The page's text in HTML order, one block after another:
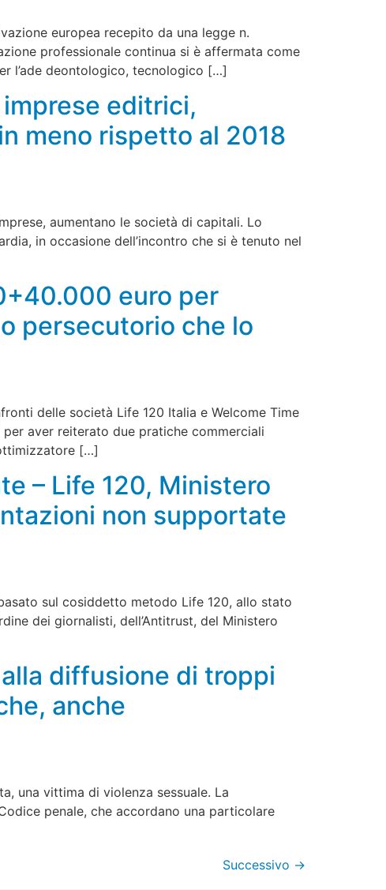
europea recepito da una legge n.
professionale continua si è affermata come
l’ade deontologico, tecnologico […]
editrici,
meno rispetto al 2018
aumentano le società di capitali. Lo
in occasione dell’incontro che si è tenuto nel
euro per
persecutorio che lo
delle società Life 120 Italia e Welcome Time
aver reiterato due pratiche commerciali
[…]
– Life 120, Ministero
non supportate
sul cosiddetto metodo Life 120, allo stato
dei giornalisti, dell’Antitrust, del Ministero
diffusione di troppi
anche
una vittima di violenza sessuale. La
penale, che accordano una particolare
Successivo →